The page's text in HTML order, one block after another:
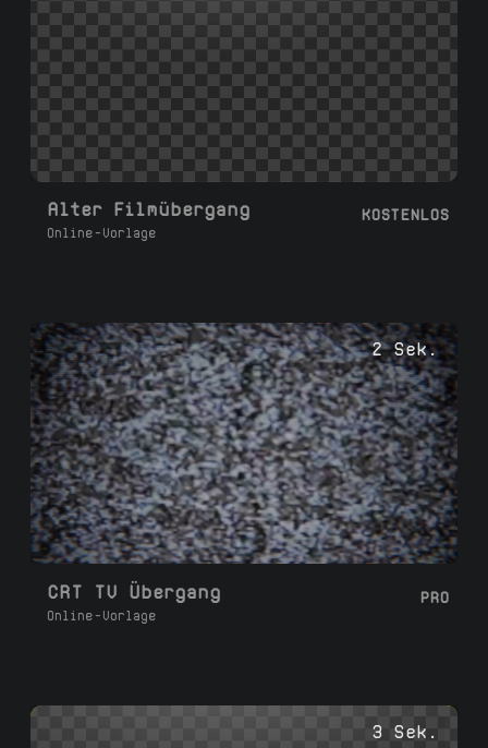
Alter Filmübergang
Online-Vorlage
KOSTENLOS
2 Sek.
CRT TV Übergang
Online-Vorlage
PRO
3 Sek.